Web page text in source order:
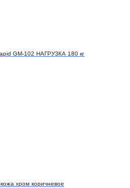
GM-102 НАГРУЗКА 180 кг
хром коричневое